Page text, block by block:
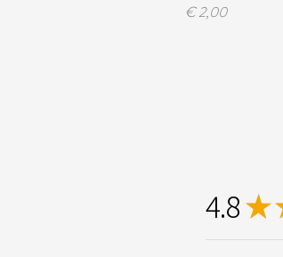
Prijs
€ 2,00
4.8★